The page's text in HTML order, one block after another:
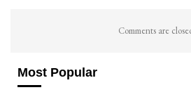
Comments are
Most Popular